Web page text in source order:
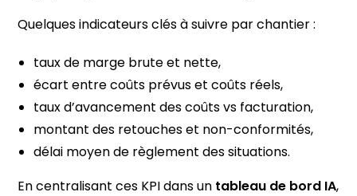
Quelques indicateurs clés à suivre par chantier :
taux de marge brute et nette,
écart entre coûts prévus et coûts réels,
taux d’avancement des coûts vs facturation,
montant des retouches et non-conformités,
délai moyen de règlement des situations.
En centralisant ces KPI dans un tableau de bord IA,